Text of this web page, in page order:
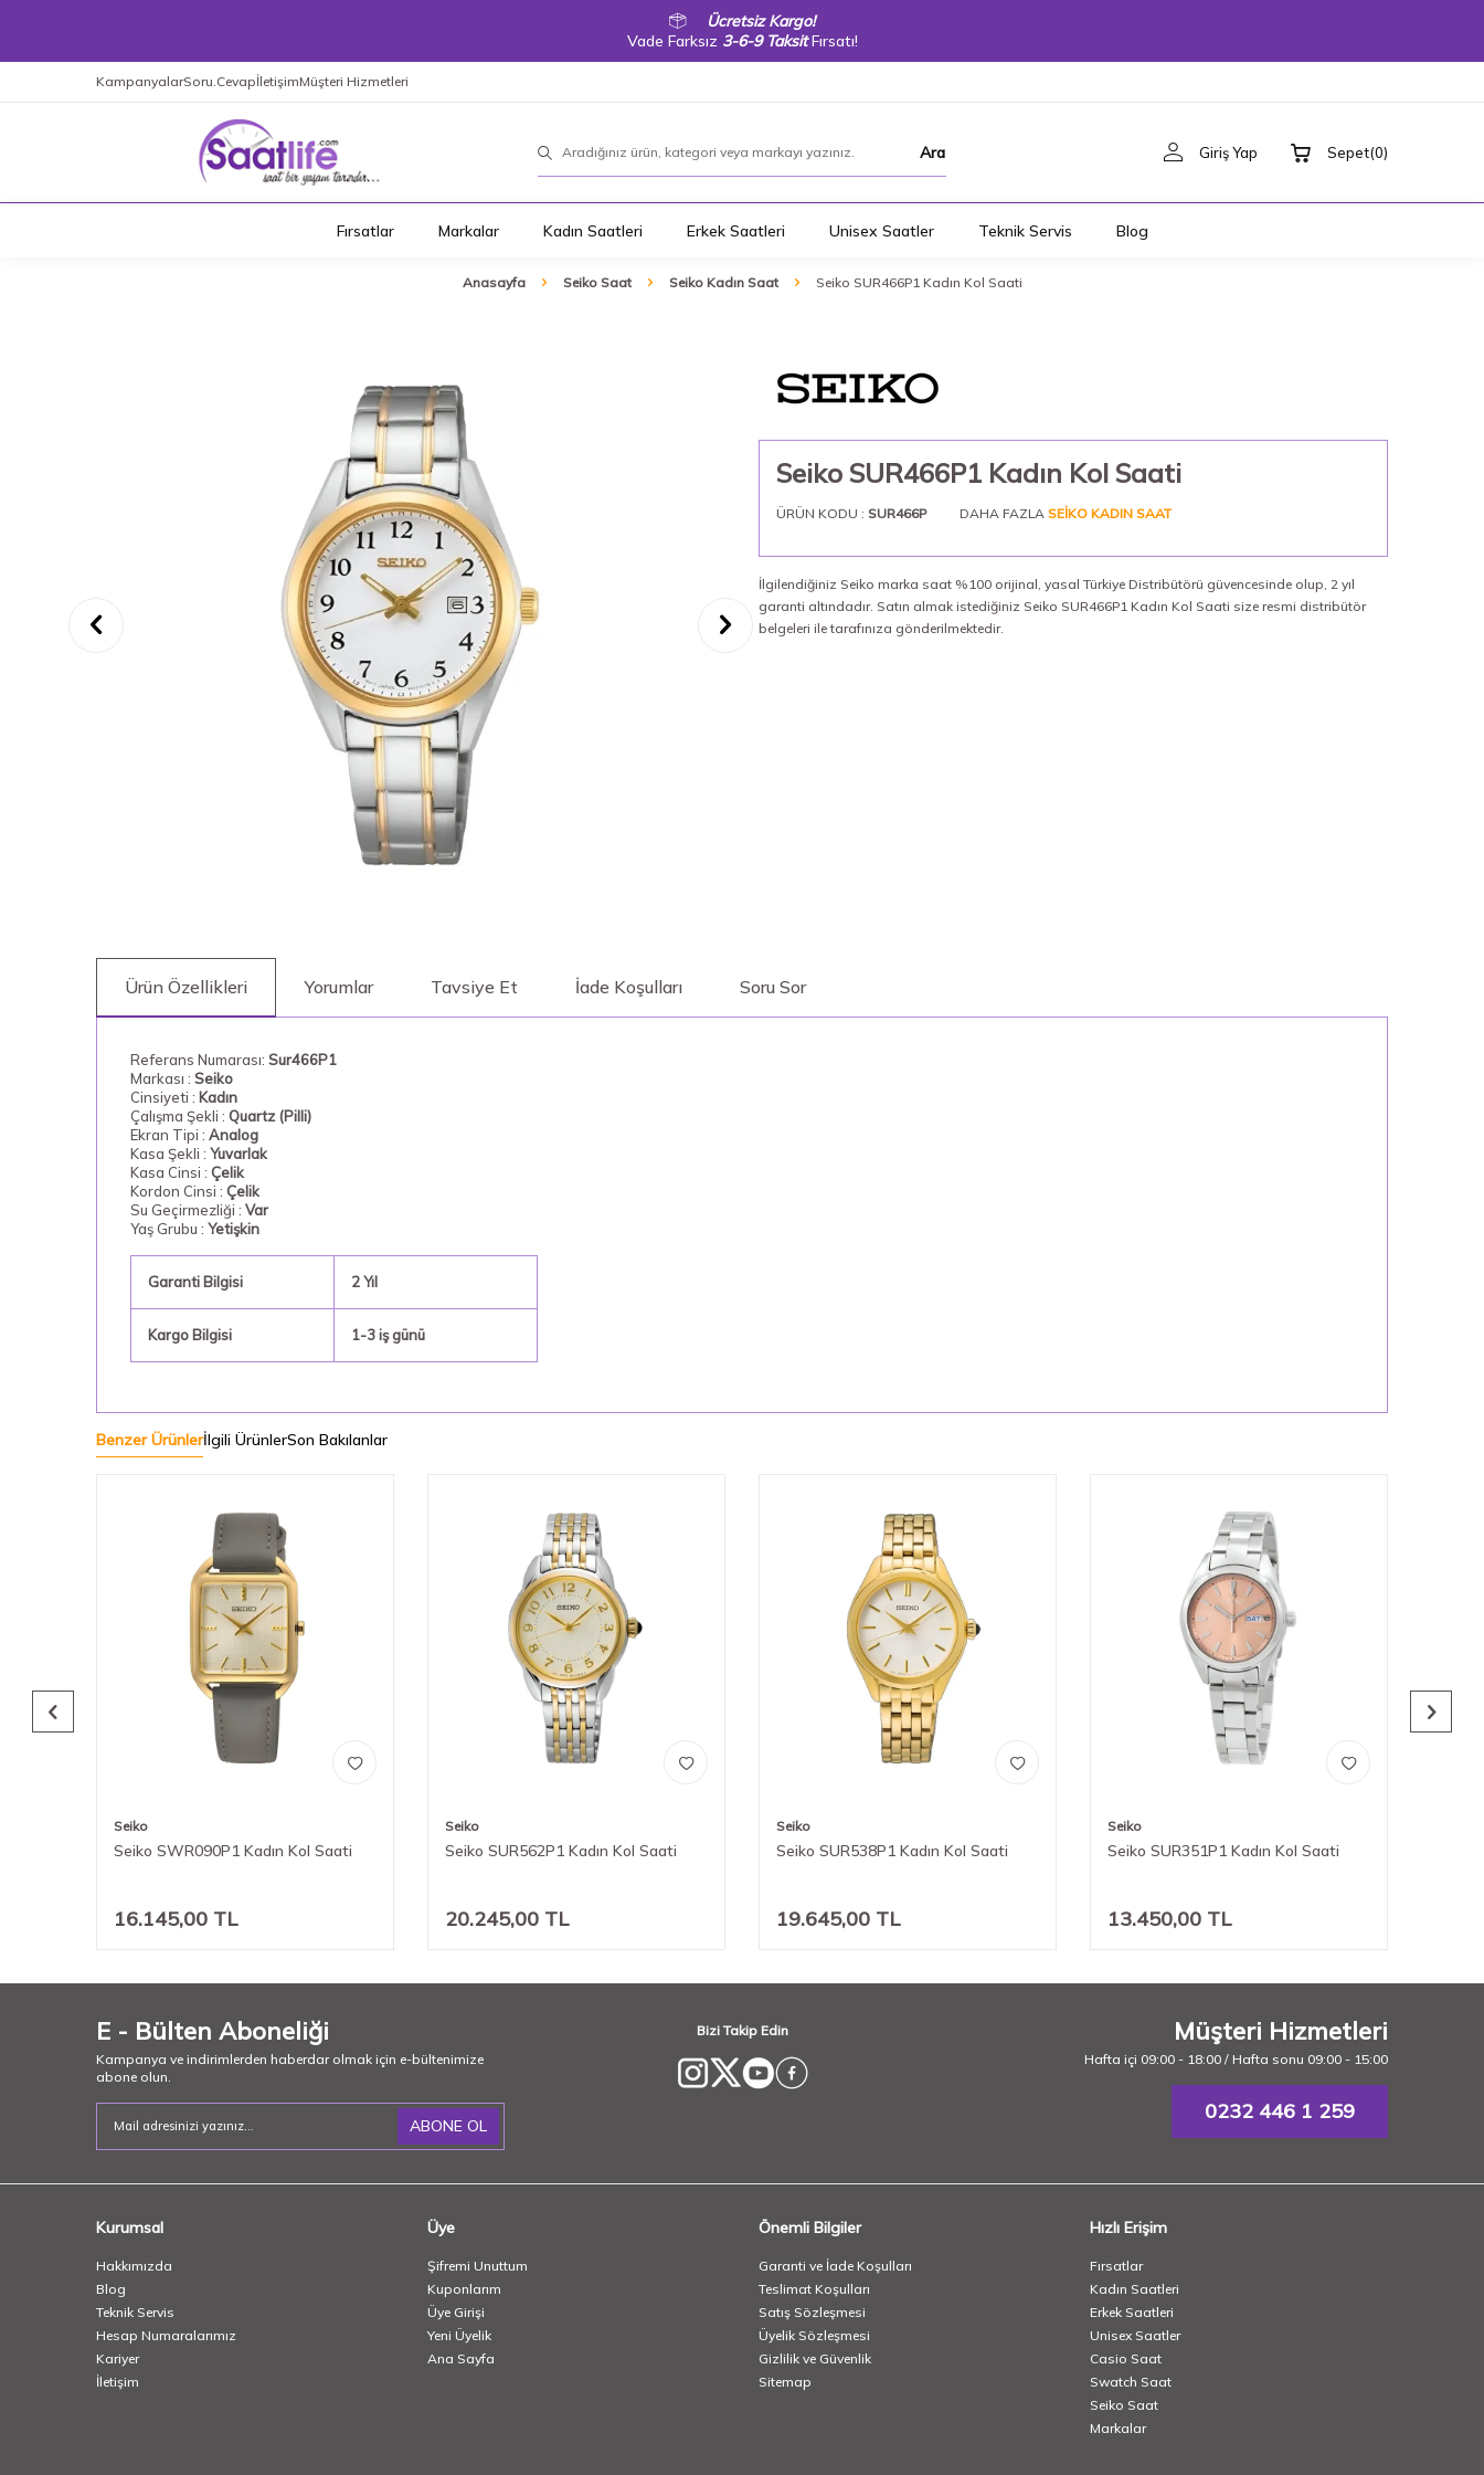
Ücretsiz Kargo!
Vade Farksız 3-6-9 TaksitFırsatı!
KampanyalarSoru.CevapİletişimMüşteri Hizmetleri
Ara Giriş Yap Sepet(0)
Fırsatlar Markalar Kadın Saatleri Erkek Saatleri Unisex Saatler Teknik Servis Blog
Anasayfa Seiko Saat Seiko Kadın Saat Seiko SUR466P1 Kadın Kol Saati
Seiko SUR466P1 Kadın Kol Saati
ÜRÜN KODU : SUR466P DAHA FAZLA SEIKO KADIN SAAT
İlgilendiğiniz Seiko marka saat %100 orijinal, yasal Türkiye Distribütörü güvencesinde olup, 2 yıl
garanti altındadır. Satın almak istediğiniz Seiko SUR466P1 Kadın Kol Saati size resmi distribütör
belgeleri ile tarafınıza gönderilmektedir.
Ürün Özellikleri Yorumlar Tavsiye Et İade Koşulları Soru Sor
Referans Numarası: Sur466P1
Markası : Seiko
Cinsiyeti : Kadın
Çalışma Şekli : Quartz (Pilli)
Ekran Tipi : Analog
Kasa Şekli : Yuvarlak
Kasa Cinsi : Çelik
Kordon Cinsi : Çelik
Su Geçirmezliği : Var
Yaş Grubu : Yetişkin
Garanti Bilgisi 2 Yıl
Kargo Bilgisi 1-3 iş günü
Benzer Ürünlerİlgili ÜrünlerSon Bakılanlar
Seiko
Seiko SWR090P1 Kadın Kol Saati
16.145,00 TL
Seiko
Seiko SUR562P1 Kadın Kol Saati
20.245,00 TL
Seiko
Seiko SUR538P1 Kadın Kol Saati
19.645,00 TL
Seiko
Seiko SUR351P1 Kadın Kol Saati
13.450,00 TL
E - Bülten Aboneliği
Kampanya ve indirimlerden haberdar olmak için e-bültenimize
abone olun.
ABONE OL
Bizi Takip Edin Müşteri Hizmetleri
Hafta içi 09:00 - 18:00 / Hafta sonu 09:00 - 15:00
0232 446 1 259
Kurumsal
Hakkımızda
Blog
Teknik Servis
Hesap Numaralarımız
Kariyer
İletişim
Üye
Şifremi Unuttum
Kuponlarım
Üye Girişi
Yeni Üyelik
Ana Sayfa
Önemli Bilgiler
Garanti ve İade Koşulları
Teslimat Koşulları
Satış Sözleşmesi
Üyelik Sözleşmesi
Gizlilik ve Güvenlik
Sitemap
Hızlı Erişim
Fırsatlar
Kadın Saatleri
Erkek Saatleri
Unisex Saatler
Casio Saat
Swatch Saat
Seiko Saat
Markalar